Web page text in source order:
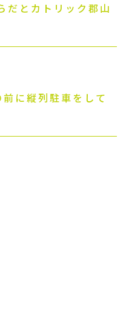
だとカトリック郡山
に縦列駐車をして